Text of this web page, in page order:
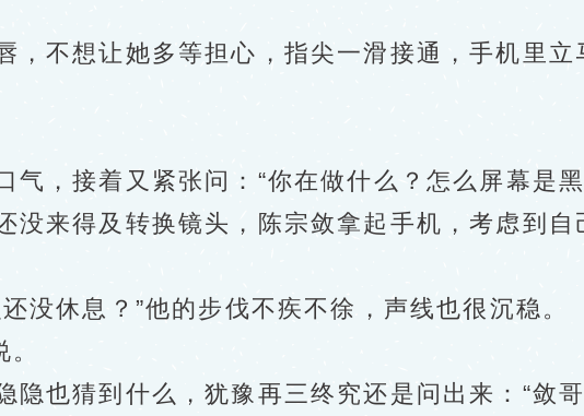
不想让她多等担心，指尖一滑接通，手机里立
，接着又紧张问：“你在做什么？怎么屏幕是黑
来得及转换镜头，陈宗敛拿起手机，考虑到自
休息？”他的步伐不疾不徐，声线也很沉稳。
也猜到什么，犹豫再三终究还是问出来：“敛哥